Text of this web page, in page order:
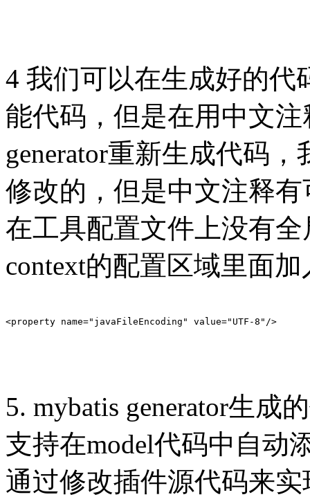
4 我们可以在生成好的代
能代码，但是在用中文
generator重新生成代码
修改的，但是中文注释
在工具配置文件上没有
context的配置区域里面
<property name="javaFileEncoding" value="UTF-8"/>
5. mybatis generator生成
支持在model代码中自动
通过修改插件源代码来